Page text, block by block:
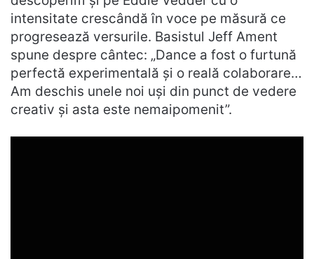
intensitate crescândă în voce pe măsură ce
progresează versurile. Basistul Jeff Ament
spune despre cântec: „Dance a fost o furtună
perfectă experimentală și o reală colaborare…
Am deschis unele noi uși din punct de vedere
creativ și asta este nemaipomenit”.